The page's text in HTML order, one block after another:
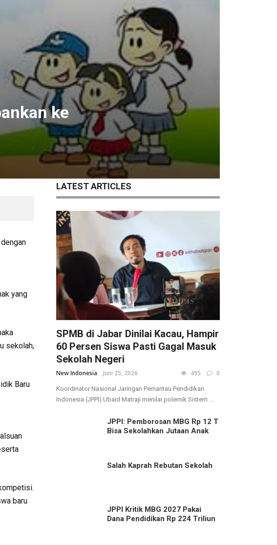
ke
yang
sekolah,
Baru
baru
LATEST ARTICLES
SPMB di Jabar Dinilai Kacau, Hampir
60 Persen Siswa Pasti Gagal Masuk
Sekolah Negeri
New Indonesia Juni 25, 2026 495 0
Koordinator Nasional Jaringan Pemantau Pendidikan
Indonesia (JPPI) Ubaid Matraji menilai polemik Sistem ...
JPPI: Pemborosan MBG Rp 12 T
Bisa Sekolahkan Jutaan Anak
Salah Kaprah Rebutan Sekolah
JPPI Kritik MBG 2027 Pakai
Dana Pendidikan Rp 224 Triliun